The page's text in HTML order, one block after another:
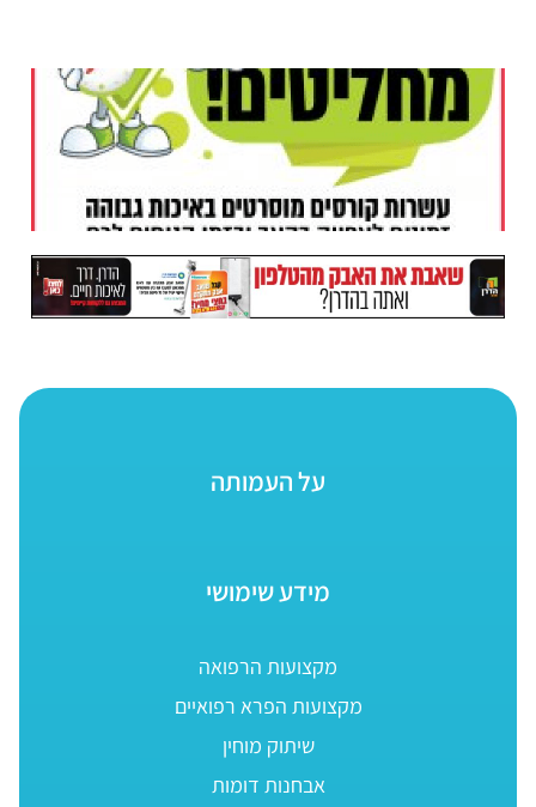
על העמותה
מידע שימושי
מקצועות הרפואה
מקצועות הפרא רפואיים
שיתוק מוחין
אבחנות דומות